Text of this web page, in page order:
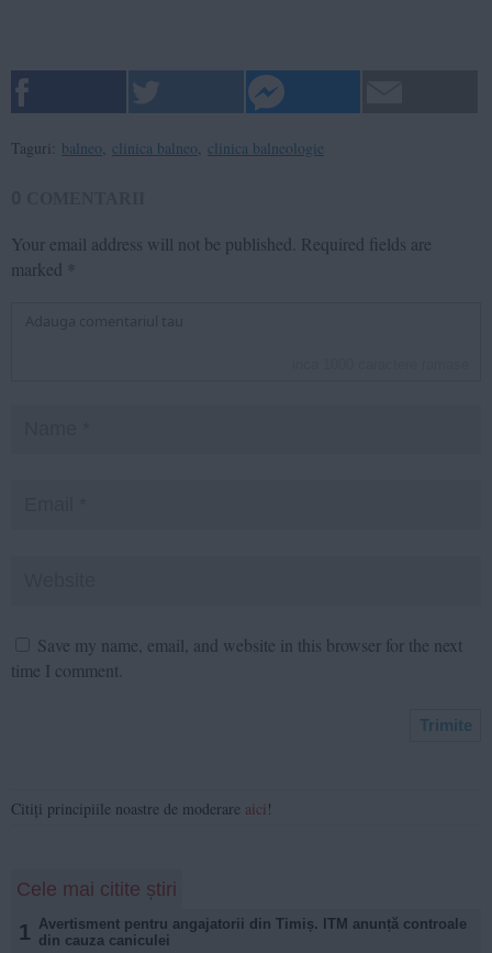
Taguri: balneo, clinica balneo, clinica balneologie
Your email address will not be published. Required fields are
marked *
Save my name, email, and website in this browser for the next
time I comment.
Citiți principiile noastre de moderare aici!
Cele mai citite știri
1 Avertisment pentru angajatorii din Timiș. ITM anunță controale
din cauza caniculei